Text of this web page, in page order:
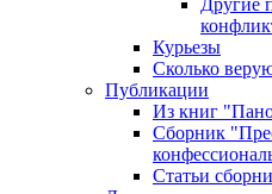
Другие
Курьезы
Сколько
Публикации
Из книг
Сборник
Статьи